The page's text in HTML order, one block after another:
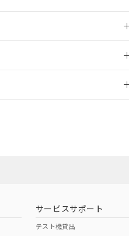
サービスサポート
テスト機貸出